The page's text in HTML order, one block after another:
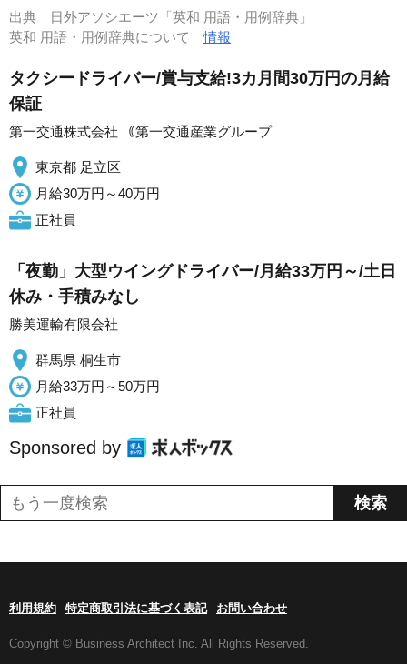
出典
日外アソシエーツ「英和 用語・用例辞典」
英和 用語・用例辞典について情報
タクシードライバー/賞与支給!3カ月間30万円の月給
保証
第一交通株式会社 ｟第一交通産業グループ
東京都 足立区
月給30万円～40万円
正社員
「夜勤」大型ウイングドライバー/月給33万円～/土日
休み・手積みなし
勝美運輸有限会社
群馬県 桐生市
月給33万円～50万円
正社員
Sponsored by
利用規約 特定商取引法に基づく表記 お問い合わせ
Copyright © Business Architect Inc. All Rights Reserved.